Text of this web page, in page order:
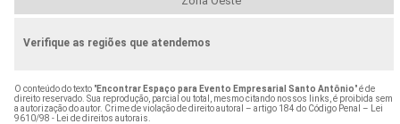
Verifique as regiões que atendemos
O conteúdo do texto "Encontrar Espaço para Evento Empresarial Santo Antônio" é de
direito reservado. Sua reprodução, parcial ou total, mesmo citando nossos links, é proibida sem
a autorização do autor. Crime de violação de direito autoral – artigo 184 do Código Penal –
Lei
9610/98 - Lei de direitos autorais